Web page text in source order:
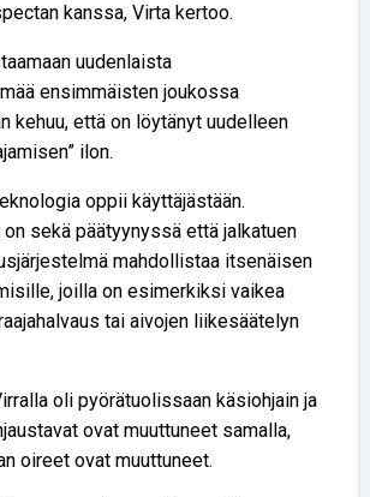
kanssa, Virta kertoo.
uudenlaista
ensimmäisten joukossa
kehuu, että on löytänyt uudelleen
ilon.
oppii käyttäjästään.
sekä päätyynyssä että jalkatuen
mahdollistaa itsenäisen
joilla on esimerkiksi vaikea
tai aivojen liikesäätelyn
oli pyörätuolissaan käsiohjain ja
ovat muuttuneet samalla,
oireet ovat muuttuneet.